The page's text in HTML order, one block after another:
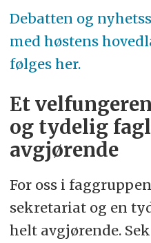
Debatten og
med høstens
følges her.
Et
og tydelig
avgjørende
For oss i
sekretariat og en
helt avgjørende.